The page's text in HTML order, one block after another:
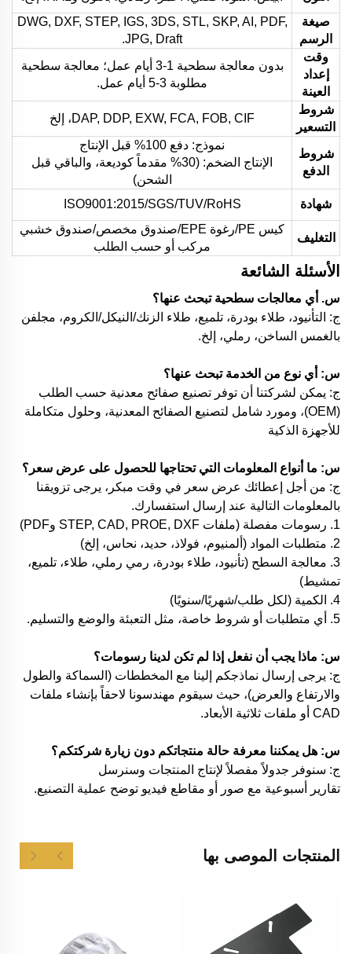
صيغة
الرسم
DWG, DXF, STEP, IGS, 3DS, STL, SKP, AI, PDF,
JPG, Draft.
وقت
إعداد
العينة
بدون معالجة سطحية 1-3 أيام عمل؛ معالجة سطحية
مطلوبة 3-5 أيام عمل.
شروط
التسعير
DAP, DDP, EXW, FCA, FOB, CIF، إلخ
شروط
الدفع
نموذج: دفع 100% قبل الإنتاج
الإنتاج الضخم: (30% مقدماً كوديعة، والباقي قبل
الشحن)
شهادة
ISO9001:2015/SGS/TUV/RoHS
التغليف
كيس PE/رغوة EPE/صندوق مخصص/صندوق خشبي
مركب أو حسب الطلب
الأسئلة الشائعة
س. أي معالجات سطحية تبحث عنها؟
ج: التأنيود، طلاء بودرة، تلميع، طلاء الزنك/النيكل/الكروم، مجلفن
بالغمس الساخن، رملي، إلخ.
س: أي نوع من الخدمة تبحث عنها؟
ج: يمكن لشركتنا أن توفر تصنيع صفائح معدنية حسب الطلب
(OEM)، ومورد شامل لتصنيع الصفائح المعدنية، وحلول متكاملة
للأجهزة الذكية
س: ما أنواع المعلومات التي تحتاجها للحصول على عرض سعر؟
ج: من أجل إعطائك عرض سعر في وقت مبكر، يرجى تزويقنا
بالمعلومات التالية عند إرسال استفسارك.
1. رسومات مفصلة (ملفات STEP, CAD, PROE, DXF وPDF)
2. متطلبات المواد (ألمنيوم، فولاذ، حديد، نحاس، إلخ)
3. معالجة السطح (تأنيود، طلاء بودرة، رمي رملي، طلاء، تلميع،
تمشيط)
4. الكمية (لكل طلب/شهريًا/سنويًا)
5. أي متطلبات أو شروط خاصة، مثل التعبئة والوضع والتسليم.
س: ماذا يجب أن نفعل إذا لم تكن لدينا رسومات؟
ج: يرجى إرسال نماذجكم إلينا مع المخططات (السماكة والطول
والارتفاع والعرض)، حيث سيقوم مهندسونا لاحقاً بإنشاء ملفات
CAD أو ملفات ثلاثية الأبعاد.
س: هل يمكننا معرفة حالة منتجاتكم دون زيارة شركتكم؟
ج: سنوفر جدولاً مفصلاً لإنتاج المنتجات وسنرسل
تقارير أسبوعية مع صور أو مقاطع فيديو توضح عملية التصنيع.
المنتجات الموصى بها